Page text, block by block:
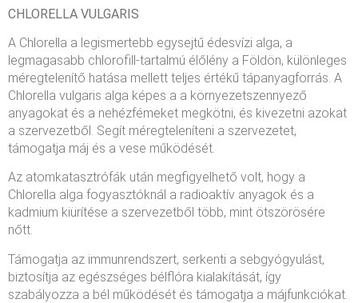
CHLORELLA VULGARIS
A Chlorella a legismertebb egysejtű édesvízi alga, a
legmagasabb chlorofill-tartalmú élőlény a Földön, különleges
méregtelenítő hatása mellett teljes értékű tápanyagforrás. A
Chlorella vulgaris alga képes a a környezetszennyező
anyagokat és a nehézfémeket megkötni, és kivezetni azokat
a szervezetből. Segít méregteleníteni a szervezetet,
támogatja máj és a vese működését.
Az atomkatasztrófák után megfigyelhető volt, hogy a
Chlorella alga fogyasztóknál a radioaktív anyagok és a
kadmium kiürítése a szervezetből több, mint ötszörösére
nőtt.
Támogatja az immunrendszert, serkenti a sebgyógyulást,
biztosítja az egészséges bélflóra kialakítását, így
szabályozza a bél működését és támogatja a májfunkciókat.